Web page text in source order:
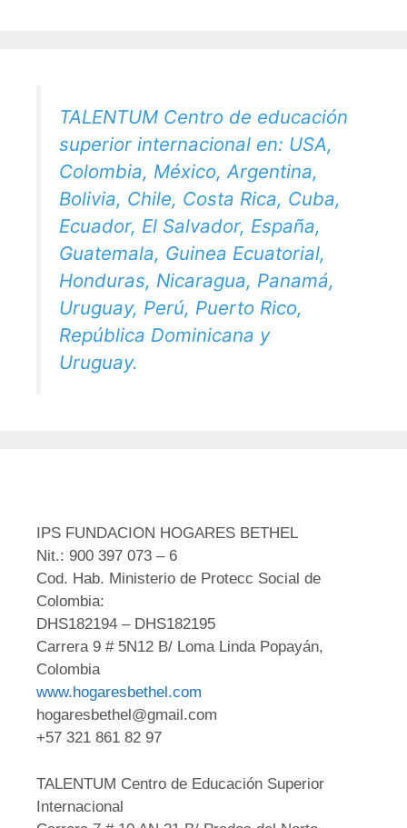
TALENTUM Centro de educación
superior internacional en: USA,
Colombia, México, Argentina,
Bolivia, Chile, Costa Rica, Cuba,
Ecuador, El Salvador, España,
Guatemala, Guinea Ecuatorial,
Honduras, Nicaragua, Panamá,
Uruguay, Perú, Puerto Rico,
República Dominicana y
Uruguay.
IPS FUNDACION HOGARES BETHEL
Nit.: 900 397 073 – 6
Cod. Hab. Ministerio de Protecc Social de
Colombia:
DHS182194 – DHS182195
Carrera 9 # 5N12 B/ Loma Linda Popayán,
Colombia
www.hogaresbethel.com
hogaresbethel@gmail.com
+57 321 861 82 97
TALENTUM Centro de Educación Superior
Internacional